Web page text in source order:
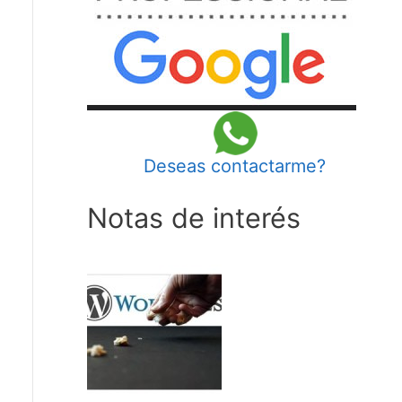
Deseas contactarme?
Notas de interés